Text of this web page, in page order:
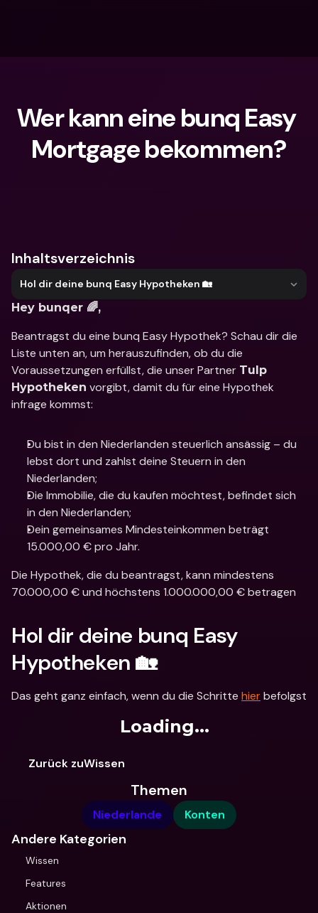
Wer kann eine bunq Easy
Mortgage bekommen?
Inhaltsverzeichnis
Hol dir deine bunq Easy Hypotheken 🏡
Hey bunqer 🌈,
Beantragst du eine bunq Easy Hypothek? Schau dir die
Liste unten an, um herauszufinden, ob du die
Voraussetzungen erfüllst, die unser Partner Tulp
Hypotheken vorgibt, damit du für eine Hypothek
infrage kommst:
Du bist in den Niederlanden steuerlich ansässig – du
lebst dort und zahlst deine Steuern in den
Niederlanden;
Die Immobilie, die du kaufen möchtest, befindet sich
in den Niederlanden;
Dein gemeinsames Mindesteinkommen beträgt
15.000,00 € pro Jahr.
Die Hypothek, die du beantragst, kann mindestens
70.000,00 € und höchstens 1.000.000,00 € betragen
Hol dir deine bunq Easy
Hypotheken 🏡
Das geht ganz einfach, wenn du die Schritte hier befolgst
Loading...
Zurück zuWissen
Themen
Niederlande Konten
Andere Kategorien
Wissen
Features
Aktionen